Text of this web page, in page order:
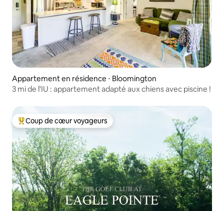
Appartement en résidence ⋅ Bloomington
3 mi de l'IU : appartement adapté aux chiens avec piscine !
Coups de cœur voyageurs les plus appréciés
Coup de cœur voyageurs